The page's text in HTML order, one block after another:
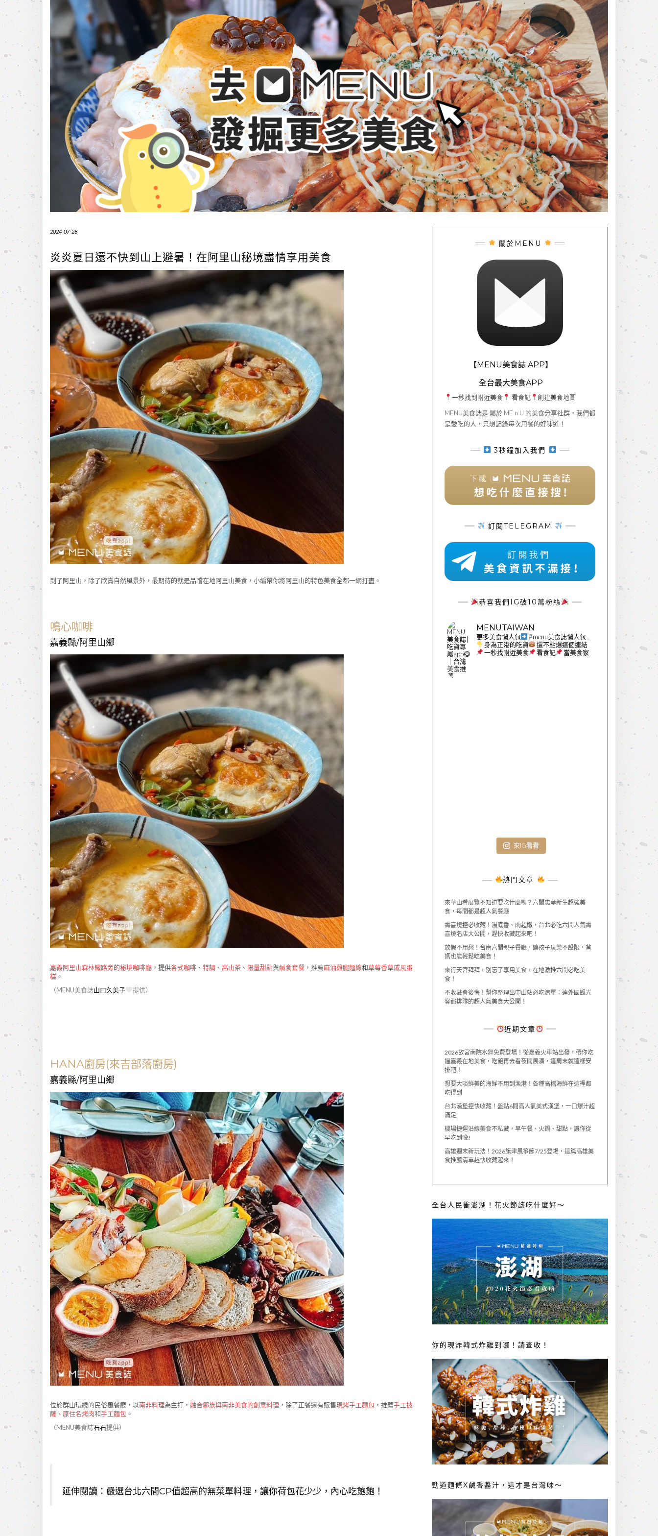
2024-07-28
炎炎夏日還不快到山上避暑！在阿里山秘境盡情享用美食
到了阿里山，除了欣賞自然風景外，最期待的就是品嚐在地阿里山美食，小編帶你將阿里山的特色美食全都一網打盡。
鳴心咖啡
嘉義縣/阿里山鄉
嘉義阿里山森林鐵路旁的秘境咖啡廳 ，提供各式咖啡 、 特調 、 高山茶 、 限量甜點與鹹食套餐 ，推薦麻油雞腿麵線和草莓香草戚風蛋
糕 。
（MENU美食誌山口久美子 提供）
HANA廚房(來吉部落廚房)
嘉義縣/阿里山鄉
位於群山環繞的民俗風餐廳，以南非料理為主打， 融合鄒族與南非美食的創意料理 ，除了正餐還有販售現烤手工麵包 ，推薦手工披
薩 、 原住名烤肉和手工麵包 。
（MENU美食誌石石提供）
延伸閱讀： 嚴選台北六間CP值超高的無菜單料理，讓你荷包花少少，內心吃飽飽！
關於MENU
【MENU美食誌 APP】
全台最大美食APP
一秒找到附近美食 看食記
創建美食地圖
MENU美食誌是 屬於 ME n U 的美食分享社群，我們都
是愛吃的人，只想記錄每次用餐的好味道！
3秒鐘加入我們
訂閱TELEGRAM
恭喜我們IG破10萬粉絲
MENUTAIWAN
更多美食懶人包 #menu美食誌懶人包 .
身為正港的吃貨
還不點爆這個連結
一秒找附近美食
看食記 當美食家
來IG看看
熱門文章
來華山看展覽不知道要吃什麼嗎？六間忠孝新生超強美
食，每間都是超人氣餐廳
壽喜燒控必收藏！湯底香、肉超嫩，台北必吃六間人氣壽
喜燒名店大公開，趕快收藏起來吧！
放假不用愁！台南六間親子餐廳，讓孩子玩樂不設限，爸
媽也能輕鬆吃美食！
來行天宮拜拜，別忘了享用美食，在地激推六間必吃美
食！
不收藏會後悔！幫你整理出中山站必吃清單：連外國觀光
客都排隊的超人氣美食大公開！
近期文章
2026故宮南院水舞免費登場！從嘉義火車站出發，帶你吃
遍嘉義在地美食，吃飽再去看夜間展演，這周末就這樣安
排吧！
想要大啖鮮美的海鮮不用到漁港！各種高檔海鮮在這裡都
吃得到
台北漢堡控快收藏！盤點6間高人氣美式漢堡，一口爆汁超
滿足
機場捷運沿線美食不私藏，早午餐、火鍋、甜點，讓你從
早吃到晚!
高雄週末新玩法！2026旗津風箏節7/25登場，這篇高雄美
食推薦清單趕快收藏起來！
全台人民衝澎湖！花火節該吃什麼好～
你的現炸韓式炸雞到囉！請查收！
勁道麵條X鹹香醬汁，這才是台灣味～